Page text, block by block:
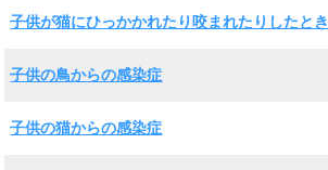
子供が猫にひっかかれたり咬まれたりしたとき
子供の鳥からの感染症
子供の猫からの感染症